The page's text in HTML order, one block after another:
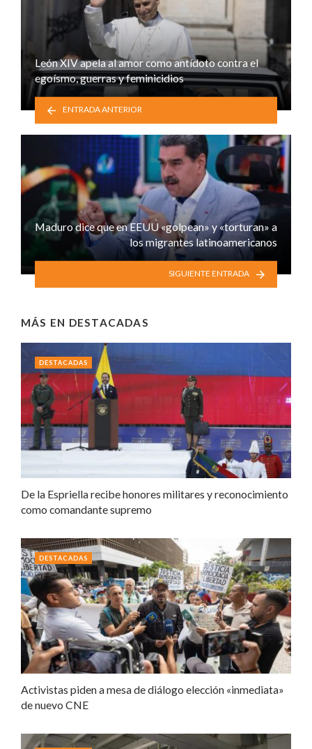
León XIV apela al amor como antídoto contra el
egoísmo, guerras y feminicidios
ENTRADA ANTERIOR
Maduro dice que en EEUU «golpean» y «torturan» a
los migrantes latinoamericanos
SIGUIENTE ENTRADA
MÁS EN DESTACADAS
De la Espriella recibe honores militares y reconocimiento
como comandante supremo
DESTACADAS
Activistas piden a mesa de diálogo elección «inmediata»
de nuevo CNE
DESTACADAS